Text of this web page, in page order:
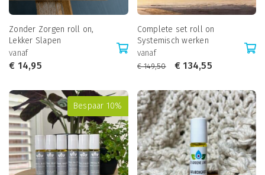
Zonder Zorgen roll on,
Lekker Slapen
vanaf
€ 14,95
Complete set roll on
Systemisch werken
vanaf
€149,50 € 134,55
Bespaar 10%